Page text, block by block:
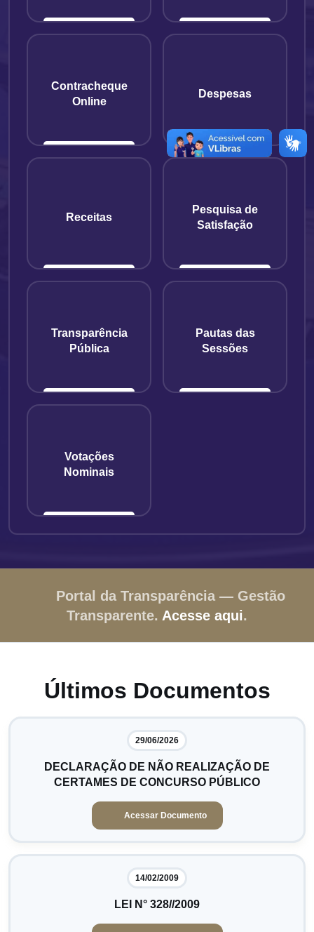
Contracheque
Online
Despesas
Receitas
Pesquisa de
Satisfação
Transparência
Pública
Pautas das
Sessões
Votações
Nominais
Portal da Transparência — Gestão
Transparente. Acesse aqui.
Últimos Documentos
29/06/2026
DECLARAÇÃO DE NÃO REALIZAÇÃO DE
CERTAMES DE CONCURSO PÚBLICO
Acessar Documento
14/02/2009
LEI N° 328//2009